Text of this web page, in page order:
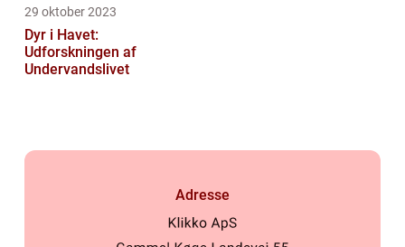
29 oktober 2023
Dyr i Havet:
Udforskningen af
Undervandslivet
Adresse